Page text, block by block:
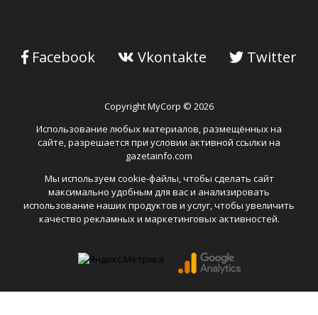
Copyright MyCorp © 2026
Использование любых материалов, размещённых на
сайте, разрешается при условии активной ссылки на
gazetainfo.com
Мы используем cookie-файлы, чтобы сделать сайт
максимально удобным для вас и анализировать
использование наших продуктов и услуг, чтобы увеличить
качество рекламных и маркетинговых активностей.
Facebook Vkontakte Twitter